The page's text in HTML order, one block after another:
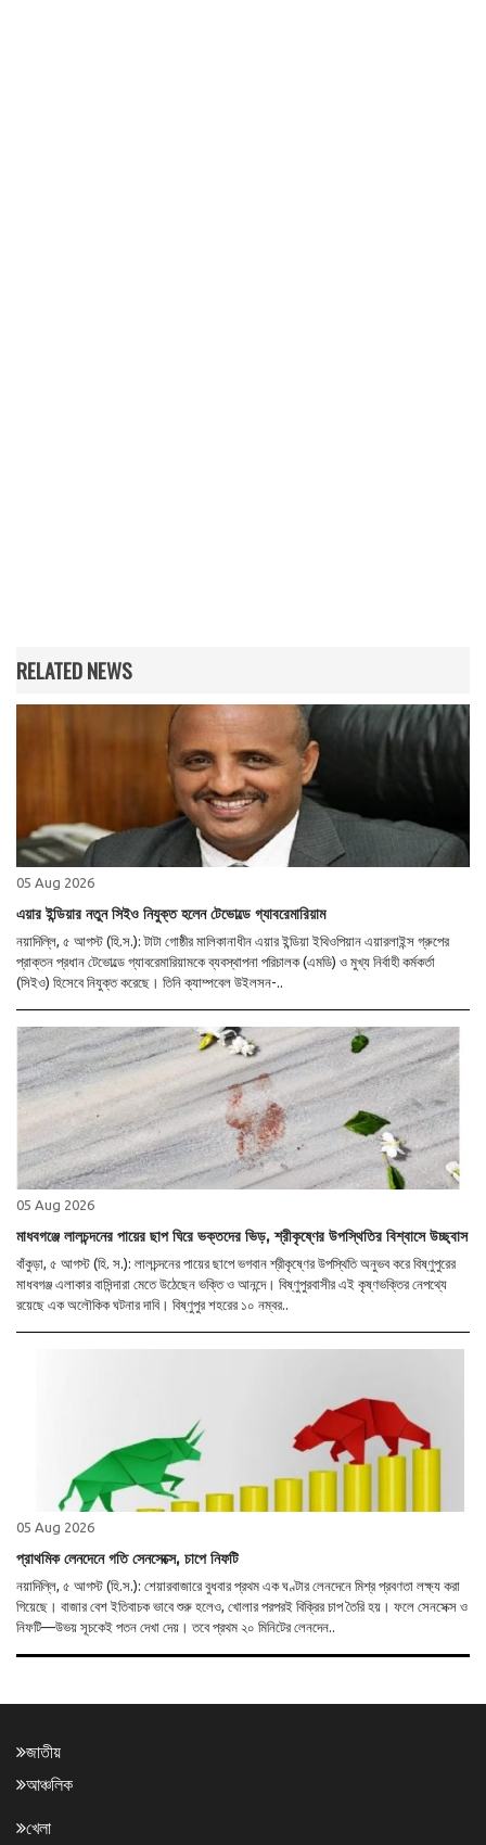
RELATED NEWS
05 Aug 2026
এয়ার ইন্ডিয়ার নতুন সিইও নিযুক্ত হলেন টেভোল্ডে গ্যাবরেমারিয়াম
নয়াদিল্লি, ৫ আগস্ট (হি.স.): টাটা গোষ্ঠীর মালিকানাধীন এয়ার ইন্ডিয়া ইথিওপিয়ান এয়ারলাইন্স গ্রুপের
প্রাক্তন প্রধান টেভোল্ডে গ্যাবরেমারিয়ামকে ব্যবস্থাপনা পরিচালক (এমডি) ও মুখ্য নির্বাহী কর্মকর্তা
(সিইও) হিসেবে নিযুক্ত করেছে। তিনি ক্যাম্পবেল উইলসন-..
05 Aug 2026
মাধবগঞ্জে লালচন্দনের পায়ের ছাপ ঘিরে ভক্তদের ভিড়, শ্রীকৃষ্ণের উপস্থিতির বিশ্বাসে উচ্ছ্বাস
বাঁকুড়া, ৫ আগস্ট (হি. স.): লালচন্দনের পায়ের ছাপে ভগবান শ্রীকৃষ্ণের উপস্থিতি অনুভব করে বিষ্ণুপুরের
মাধবগঞ্জ এলাকার বাসিন্দারা মেতে উঠেছেন ভক্তি ও আনন্দে। বিষ্ণুপুরবাসীর এই কৃষ্ণভক্তির নেপথ্যে
রয়েছে এক অলৌকিক ঘটনার দাবি। বিষ্ণুপুর শহরের ১০ নম্বর..
05 Aug 2026
প্রাথমিক লেনদেনে গতি সেনসেক্সে, চাপে নিফটি
নয়াদিল্লি, ৫ আগস্ট (হি.স.): শেয়ারবাজারে বুধবার প্রথম এক ঘণ্টার লেনদেনে মিশ্র প্রবণতা লক্ষ্য করা
গিয়েছে। বাজার বেশ ইতিবাচক ভাবে শুরু হলেও, খোলার পরপরই বিক্রির চাপ তৈরি হয়। ফলে সেনসেক্স ও
নিফটি—উভয় সূচকেই পতন দেখা দেয়। তবে প্রথম ২০ মিনিটের লেনদেন..
জাতীয়
আঞ্চলিক
খেলা